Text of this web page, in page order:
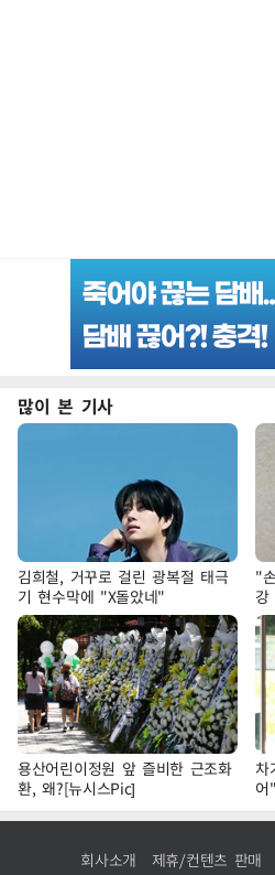
많이 본 기사
김희철, 거꾸로 걸린 광복절 태극
기 현수막에 "X돌았네"
"
강
용산어린이정원 앞 즐비한 근조화
환, 왜?[뉴시스Pic]
파
회사소개 제휴/컨텐츠 판매